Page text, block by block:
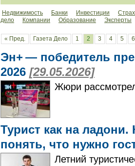
Недвижимость Банки Инвестиции
дело
Компании Образование Эксперты
« Пред. Газета Дело 1 2 3 4 5 6
Эн+ — победитель
2026 [29.05.2026]
Жюри
Турист как на
понять, что нужно
Летний